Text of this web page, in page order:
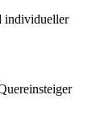
individueller